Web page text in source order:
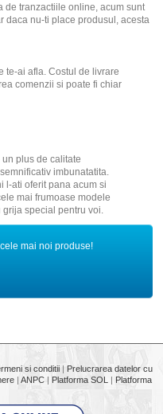
de tranzactiile online, acum sunt
daca nu-ti place produsul, acesta
te-ai afla. Costul de livrare
comenzii si poate fi chiar
plus de calitate
imbunatatita.
l-ati oferit pana acum si
mai frumoase modele
special pentru voi.
mai noi produse!
si conditii | Prelucrarea datelor cu
| ANPC | Platforma SOL | Platforma